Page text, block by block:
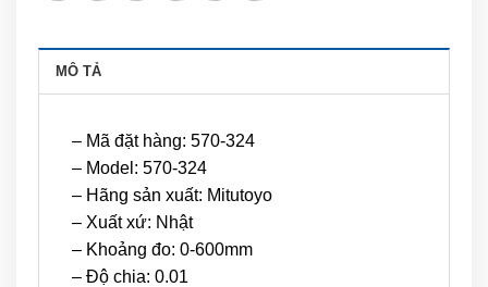
MÔ TẢ
– Mã đặt hàng: 570-324
– Model: 570-324
– Hãng sản xuất: Mitutoyo
– Xuất xứ: Nhật
– Khoảng đo: 0-600mm
– Độ chia: 0.01